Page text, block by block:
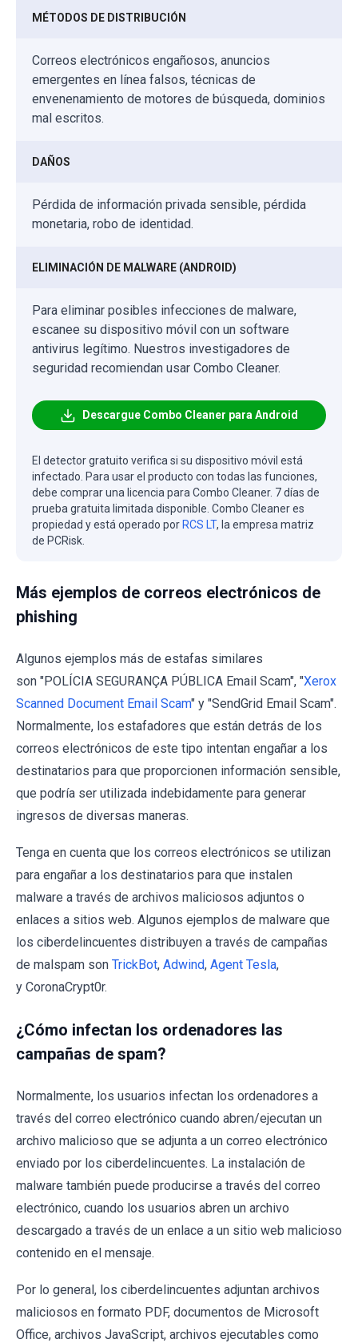
MÉTODOS DE DISTRIBUCIÓN
Correos electrónicos engañosos, anuncios
emergentes en línea falsos, técnicas de
envenenamiento de motores de búsqueda, dominios
mal escritos.
DAÑOS
Pérdida de información privada sensible, pérdida
monetaria, robo de identidad.
ELIMINACIÓN DE MALWARE (ANDROID)
Para eliminar posibles infecciones de malware,
escanee su dispositivo móvil con un software
antivirus legítimo. Nuestros investigadores de
seguridad recomiendan usar Combo Cleaner.
Descargue Combo Cleaner para Android
El detector gratuito verifica si su dispositivo móvil está
infectado. Para usar el producto con todas las funciones,
debe comprar una licencia para Combo Cleaner. 7 días de
prueba gratuita limitada disponible. Combo Cleaner es
propiedad y está operado por RCS LT, la empresa matriz
de PCRisk.
Más ejemplos de correos electrónicos de
phishing
Algunos ejemplos más de estafas similares
son "POLÍCIA SEGURANÇA PÚBLICA Email Scam", "Xerox
Scanned Document Email Scam" y "SendGrid Email Scam".
Normalmente, los estafadores que están detrás de los
correos electrónicos de este tipo intentan engañar a los
destinatarios para que proporcionen información sensible,
que podría ser utilizada indebidamente para generar
ingresos de diversas maneras.
Tenga en cuenta que los correos electrónicos se utilizan
para engañar a los destinatarios para que instalen
malware a través de archivos maliciosos adjuntos o
enlaces a sitios web. Algunos ejemplos de malware que
los ciberdelincuentes distribuyen a través de campañas
de malspam son TrickBot, Adwind, Agent Tesla,
y CoronaCrypt0r.
¿Cómo infectan los ordenadores las
campañas de spam?
Normalmente, los usuarios infectan los ordenadores a
través del correo electrónico cuando abren/ejecutan un
archivo malicioso que se adjunta a un correo electrónico
enviado por los ciberdelincuentes. La instalación de
malware también puede producirse a través del correo
electrónico, cuando los usuarios abren un archivo
descargado a través de un enlace a un sitio web malicioso
contenido en el mensaje.
Por lo general, los ciberdelincuentes adjuntan archivos
maliciosos en formato PDF, documentos de Microsoft
Office, archivos JavaScript, archivos ejecutables como